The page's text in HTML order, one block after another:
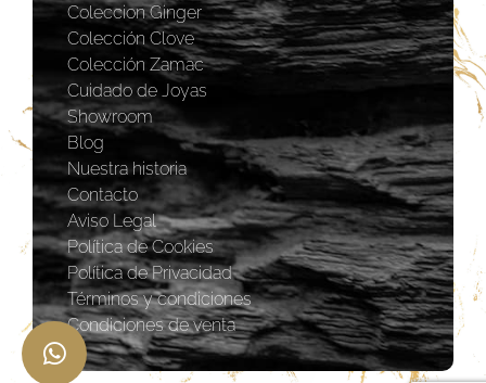
Coleccion Ginger
Colección Clove
Colección Zamac
Cuidado de Joyas
Showroom
Blog
Nuestra historia
Contacto
Aviso Legal
Política de Cookies
Política de Privacidad
Términos y condiciones
Condiciones de venta